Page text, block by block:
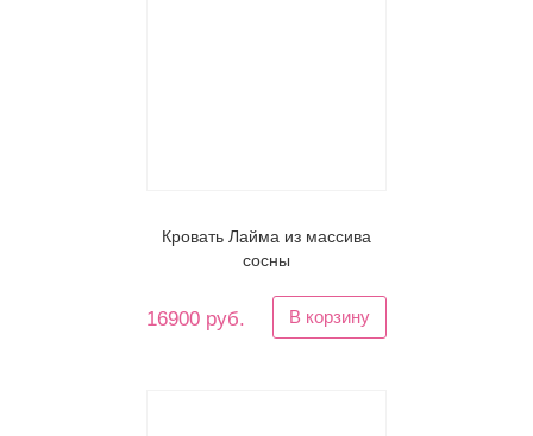
Кровать Лайма из массива
сосны
16900 руб. В корзину